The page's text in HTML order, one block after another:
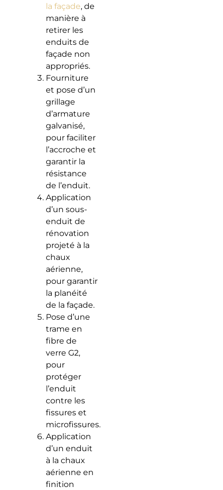
la façade, de
manière à
retirer les
enduits de
façade non
appropriés.
Fourniture
et pose d’un
grillage
d’armature
galvanisé,
pour faciliter
l’accroche et
garantir la
résistance
de l’enduit.
Application
d’un sous-
enduit de
rénovation
projeté à la
chaux
aérienne,
pour garantir
la planéité
de la façade.
Pose d’une
trame en
fibre de
verre G2,
pour
protéger
l’enduit
contre les
fissures et
microfissures.
Application
d’un enduit
à la chaux
aérienne en
finition